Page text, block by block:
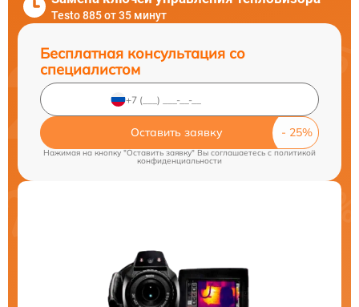
Testo 885 от 35 минут
Бесплатная консультация со
специалистом
Оставить заявку
Нажимая на кнопку "Оставить заявку" Вы соглашаетесь cполитикой
конфиденциальности